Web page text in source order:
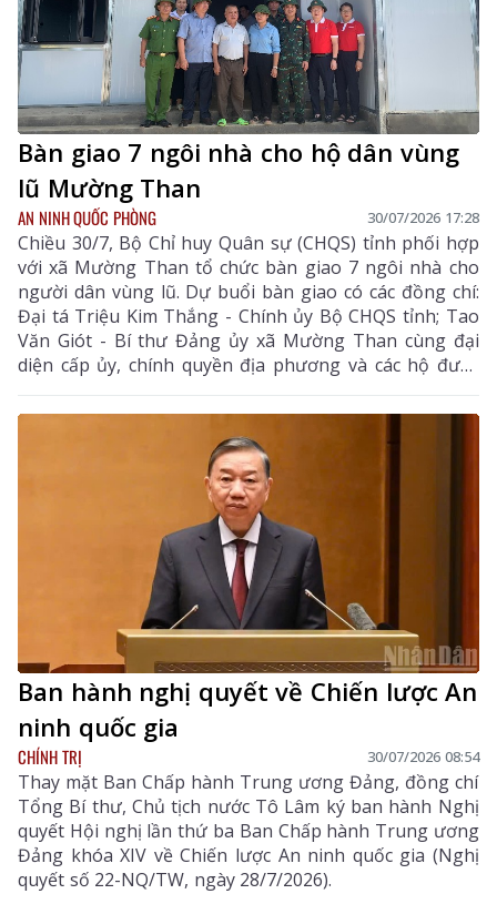
Bàn giao 7 ngôi nhà cho hộ dân vùng
lũ Mường Than
AN NINH QUỐC PHÒNG 30/07/2026 17:28
Chiều 30/7, Bộ Chỉ huy Quân sự (CHQS) tỉnh phối hợp
với xã Mường Than tổ chức bàn giao 7 ngôi nhà cho
người dân vùng lũ. Dự buổi bàn giao có các đồng chí:
Đại tá Triệu Kim Thắng - Chính ủy Bộ CHQS tỉnh; Tao
Văn Giót - Bí thư Đảng ủy xã Mường Than cùng đại
diện cấp ủy, chính quyền địa phương và các hộ được
bàn giao nhà.
Ban hành nghị quyết về Chiến lược An
ninh quốc gia
CHÍNH TRỊ 30/07/2026 08:54
Thay mặt Ban Chấp hành Trung ương Đảng, đồng chí
Tổng Bí thư, Chủ tịch nước Tô Lâm ký ban hành Nghị
quyết Hội nghị lần thứ ba Ban Chấp hành Trung ương
Đảng khóa XIV về Chiến lược An ninh quốc gia (Nghị
quyết số 22-NQ/TW, ngày 28/7/2026).